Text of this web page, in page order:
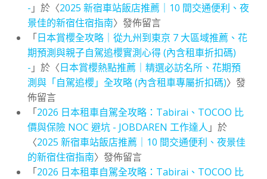
- 」於〈2025 新宿車站飯店推薦｜10 間交通便利、夜
景佳的新宿住宿指南〉發佈留言
「日本賞櫻全攻略｜從九州到東京 7 大區域推薦、花
期預測與親子自駕追櫻實測心得 (內含租車折扣碼)
- 」於〈日本賞櫻熱點推薦｜精選必訪名所、花期預
測與「自駕追櫻」全攻略 (內含租車專屬折扣碼)〉發
佈留言
「2026 日本租車自駕全攻略：Tabirai、TOCOO 比
價與保險 NOC 避坑 - JOBDAREN 工作達人 」於
〈2025 新宿車站飯店推薦｜10 間交通便利、夜景佳
的新宿住宿指南〉發佈留言
「2026 日本租車自駕全攻略：Tabirai、TOCOO 比